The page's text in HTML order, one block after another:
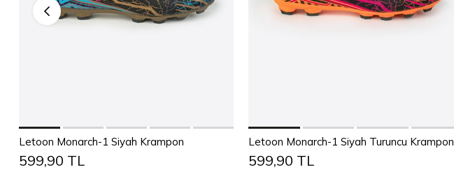
Sepete Ekle
37 38 39 40
Letoon Monarch-1 Siyah Krampon
599,90 TL
Sepete Ekle
37 38 39 40 42
Letoon Monarch-1 Siyah Turuncu Krampon
599,90 TL